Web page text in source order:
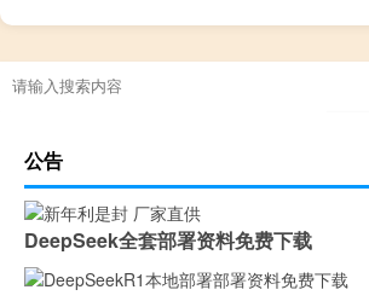
公告
DeepSeek全套部署资料免费下载